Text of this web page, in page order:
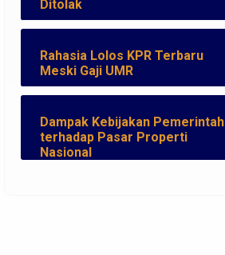
Ditolak
Rahasia Lolos KPR Terbaru
Meski Gaji UMR
Dampak Kebijakan Pemerintah
terhadap Pasar Properti
Nasional